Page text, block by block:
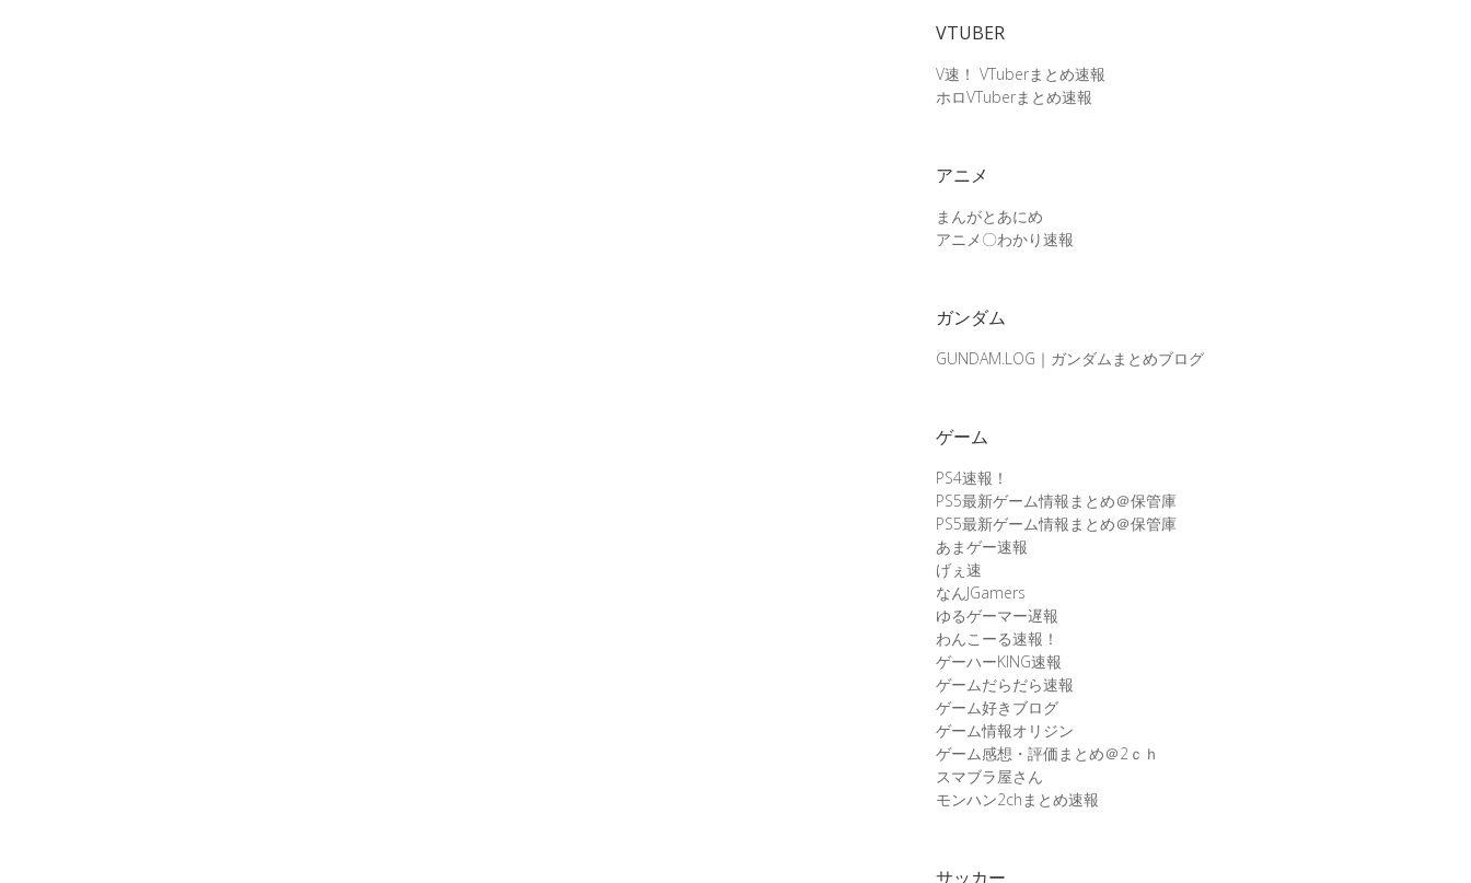
VTUBER
V速！ VTuberまとめ速報
ホロVTuberまとめ速報
アニメ
まんがとあにめ
アニメ〇わかり速報
ガンダム
GUNDAM.LOG｜ガンダムまとめブログ
ゲーム
PS4速報！
PS5最新ゲーム情報まとめ＠保管庫
PS5最新ゲーム情報まとめ＠保管庫
あまゲー速報
げぇ速
なんJGamers
ゆるゲーマー遅報
わんこーる速報！
ゲーハーKING速報
ゲームだらだら速報
ゲーム好きブログ
ゲーム情報オリジン
ゲーム感想・評価まとめ＠2ｃｈ
スマブラ屋さん
モンハン2chまとめ速報
サッカー